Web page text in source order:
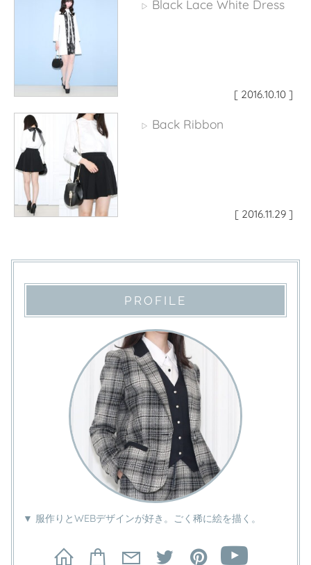
▷ Black Lace White Dress
[ 2016.10.10 ]
▷ Back Ribbon
[ 2016.11.29 ]
PROFILE
▼ 服作りとWEBデザインが好き。ごく稀に絵を描く。